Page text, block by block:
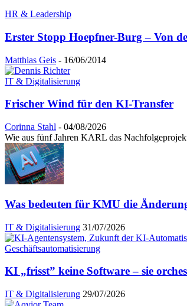
HR & Leadership
Erster Stopp Hoepfner-Burg – Von
Matthias Geis - 16/06/2014
IT & Digitalisierung
Frischer Wind für den KI-Transfer
Corinna Stahl - 04/08/2026
Wie aus fünf Jahren KARL das
Was bedeuten für KMU die
IT & Digitalisierung 31/07/2026
KI „frisst” keine Software – sie
IT & Digitalisierung 29/07/2026